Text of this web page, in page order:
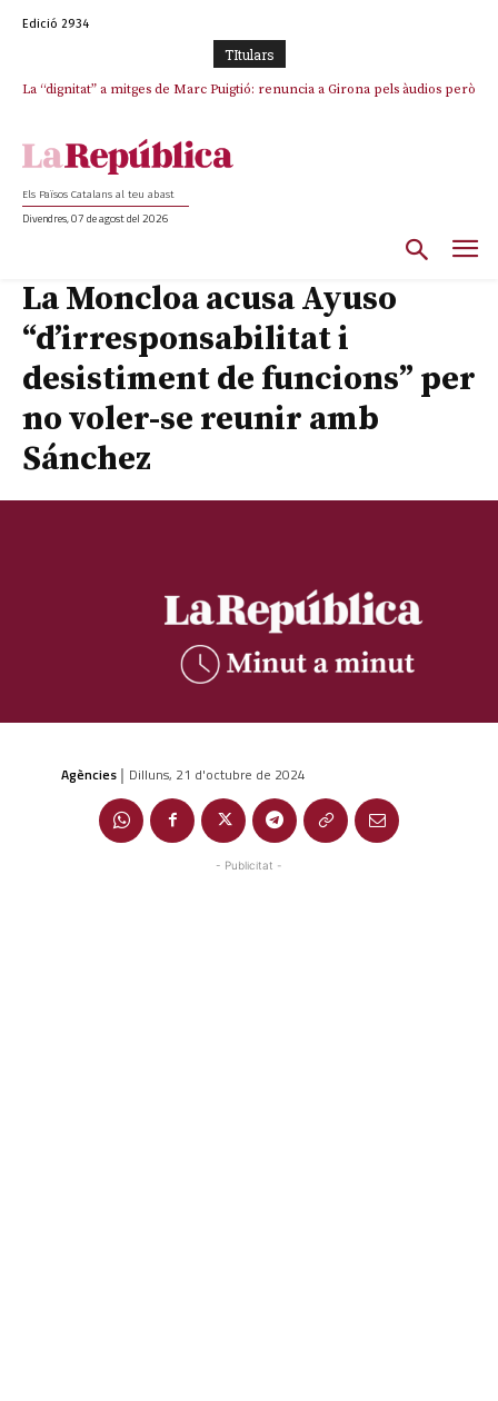
Edició 2934
TItulars
La “dignitat” a mitges de Marc Puigtió: renuncia a Girona pels àudios però
Els Països Catalans al teu abast
Divendres, 07 de agost del 2026
La Moncloa acusa Ayuso
“d’irresponsabilitat i
desistiment de funcions” per
no voler-se reunir amb
Sánchez
Agències | Dilluns, 21 d'octubre de 2024
- Publicitat -